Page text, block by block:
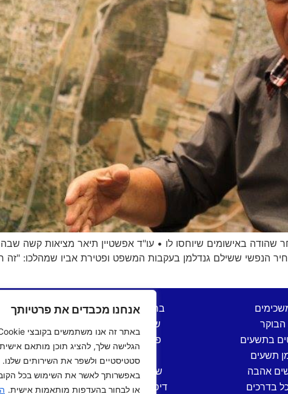
אנחנו מכבדים את פרטיותך
הגלישה שלך, להציג תוכן מותאם
סטטיסטיים ולשפר את השירותים שלנו.
או לבחור בהעדפות מותאמות אישית.
באישומים שיוחסו לו • עו"ד אפשטיין תיאר מציאות קשה
הנפשי ששילם גנדלמן בעקבות המשפט ופטירת אביו שמהלכו:
הבוקר
בתשעים
תשעים
אהבה
בדרכים
ברהנו בתשעים
שש בתשעים
פותחים שישי
שישי אישי
שישי ים תיכוני
דיסק קלאב שואו
הצהרת